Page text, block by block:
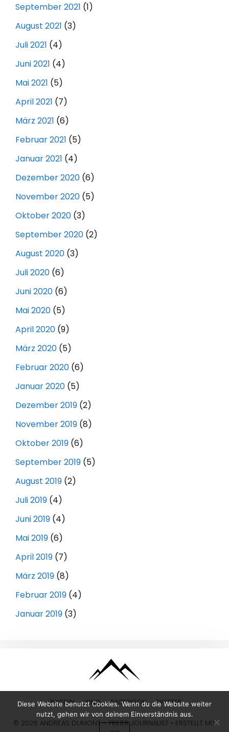
September 2021 (1)
August 2021 (3)
Juli 2021 (4)
Juni 2021 (4)
Mai 2021 (5)
April 2021 (7)
März 2021 (6)
Februar 2021 (5)
Januar 2021 (4)
Dezember 2020 (6)
November 2020 (5)
Oktober 2020 (3)
September 2020 (2)
August 2020 (3)
Juli 2020 (6)
Juni 2020 (6)
Mai 2020 (5)
April 2020 (9)
März 2020 (5)
Februar 2020 (6)
Januar 2020 (5)
Dezember 2019 (2)
November 2019 (8)
Oktober 2019 (6)
September 2019 (5)
August 2019 (2)
Juli 2019 (4)
Juni 2019 (4)
Mai 2019 (6)
April 2019 (7)
März 2019 (8)
Februar 2019 (4)
Januar 2019 (3)
LINKEDIN XING FACEBOOK TWITTER
© 2026 ANDREAS DUMONT – FREIER JOURNALIST • ERSTELLT MIT
Diese Website benutzt Cookies. Wenn du die Website weiter
nutzt, gehen wir von deinem Einverständnis aus.